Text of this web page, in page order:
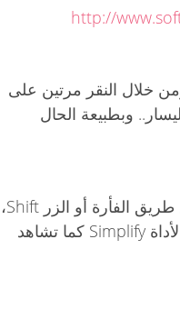
http://
خلال النقر مرتين على
وبطبيعة الحال
قم بنسخ ولصق الدائرة من جديد، وحددهما معاً عن طريق الفأرة أو الزر Shift،
بعد ذلك توجه للأعلى لأدوات الدمج والفصل واختر الأداة Simplify كما تشاهد